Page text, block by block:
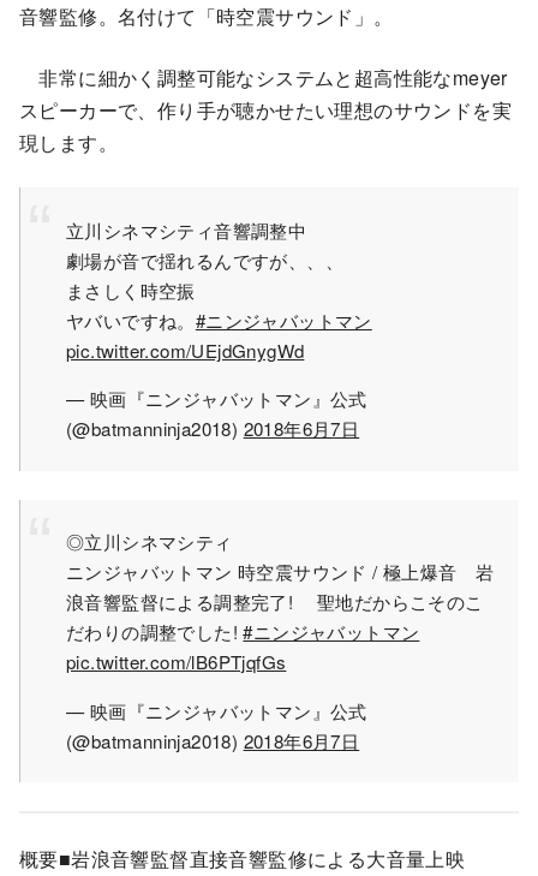
音響監修。名付けて「時空震サウンド」。
非常に細かく調整可能なシステムと超高性能なmeyer
スピーカーで、作り手が聴かせたい理想のサウンドを実
現します。
立川シネマシティ音響調整中
劇場が音で揺れるんですが、、、
まさしく時空振
ヤバいですね。 #ニンジャバットマン
pic.twitter.com/UEjdGnygWd
— 映画『ニンジャバットマン』公式
(@batmanninja2018) 2018年6月7日
◎立川シネマシティ
ニンジャバットマン 時空震サウンド / 極上爆音 岩
浪音響監督による調整完了! 聖地だからこそのこ
だわりの調整でした!#ニンジャバットマン
pic.twitter.com/lB6PTjqfGs
— 映画『ニンジャバットマン』公式
(@batmanninja2018) 2018年6月7日
概要■岩浪音響監督直接音響監修による大音量上映